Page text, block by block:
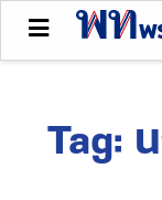
Tag: